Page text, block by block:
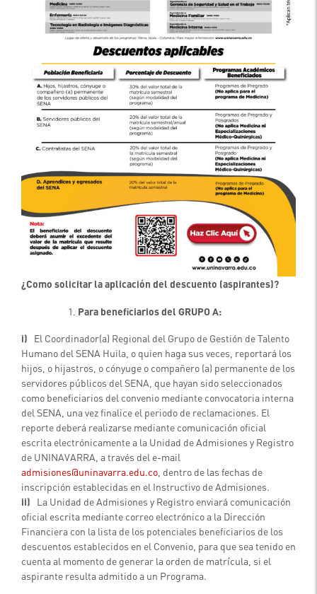
¿Como solicitar la aplicación del descuento (aspirantes)?
Para beneficiarios del GRUPO A:
i) El Coordinador(a) Regional del Grupo de Gestión de Talento
Humano del SENA Huila, o quien haga sus veces, reportará los
hijos, o hijastros, o cónyuge o compañero (a) permanente de los
servidores públicos del SENA, que hayan sido seleccionados
como beneficiarios del convenio mediante convocatoria interna
del SENA, una vez finalice el periodo de reclamaciones. El
reporte deberá realizarse mediante comunicación oficial
escrita electrónicamente a la Unidad de Admisiones y Registro
de UNINAVARRA, a través del e-mail
admisiones@uninavarra.edu.co , dentro de las fechas de
inscripción establecidas en el Instructivo de Admisiones.
ii) La Unidad de Admisiones y Registro enviará comunicación
oficial escrita mediante correo electrónico a la Dirección
Financiera con la lista de los potenciales beneficiarios de los
descuentos establecidos en el Convenio, para que sea tenido en
cuenta al momento de generar la orden de matrícula, si el
aspirante resulta admitido a un Programa.